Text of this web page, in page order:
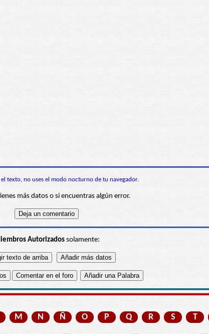
el texto, no uses el modo nocturno de tu navegador.
más datos o si encuentras algún error.
Autorizadossolamente:
M N Ñ O P Q R S T